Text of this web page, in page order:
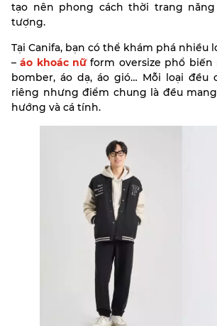
tạo nên phong cách thời trang
tượng.
Tại Canifa, bạn có thể khám phá nhiều
–áo khoác nữ form oversize phổ biến
bomber, áo dạ, áo gió… Mỗi loại đều
riêng nhưng điểm chung là đều
hướng và cá tính.